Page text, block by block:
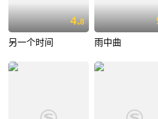
4.8
另一个时间 雨中曲